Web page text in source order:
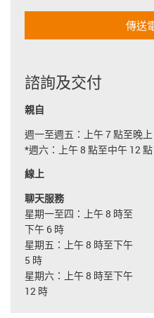
傳送
諮詢及交付
親自
週一至週五：上午 7 點至晚
*週六：上午 8 點至中午 12 點
線上
聊天服務
星期一至四：上午 8 時至
下午 6 時
星期五：上午 8 時至下午
5 時
星期六：上午 8 時至下午
12 時